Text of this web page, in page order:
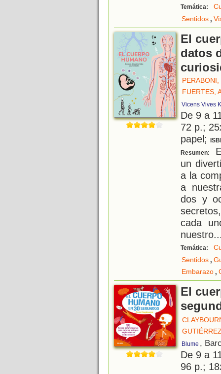
Temática:
Sentidos,
El
datos
FUERTES,
Vicens Vives
De 9 a
72 p.;
papel;
Resumen:
un
a la
a
dos y
cada
nuestro
Temática:
Sentidos,
Embarazo,
El
Blume ,
De 9 a
96 p.;